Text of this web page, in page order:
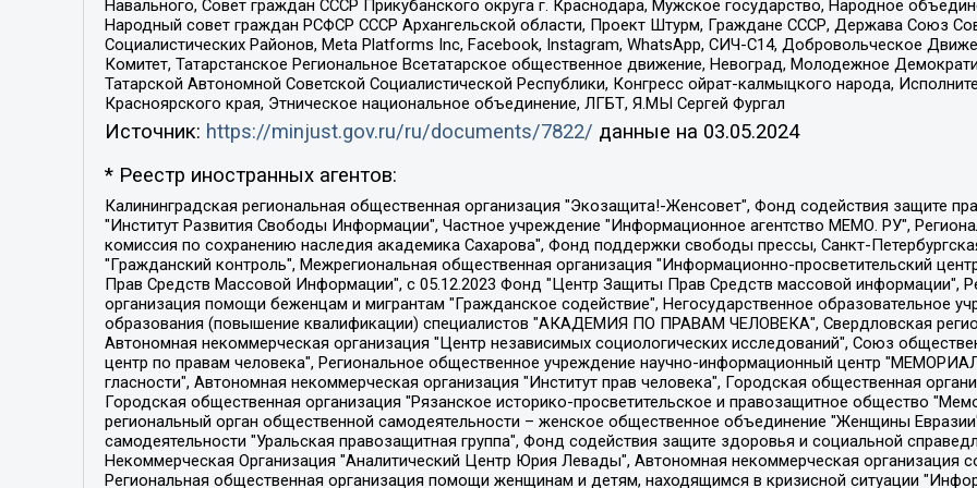
Навального, Совет граждан СССР Прикубанского округа г. Краснодара, Мужское государство, Народное
Народный совет граждан РСФСР СССР Архангельской области, Проект Штурм, Граждане СССР, Держава Союз
Социалистических Районов, Meta Platforms Inc, Facebook, Instagram, WhatsApp, СИЧ-С14, Добровольческое
Комитет, Татарстанское Региональное Всетатарское общественное движение, Невоград, Молодежное
Татарской Автономной Советской Социалистической Республики, Конгресс ойрат-калмыцкого народа,
Красноярского края, Этническое национальное объединение, ЛГБТ, Я.МЫ Сергей Фургал
Источник: https://minjust.gov.ru/ru/documents/7822/ данные на 03.05.2024
* Реестр иностранных агентов:
Калининградская региональная общественная организация "Экозащита!-Женсовет", Фонд содействия защите прав и свобод граждан "Общественный вердикт", Фонд "Институт Развития Свободы Информации", Частное учреждение "Информационное агентство МЕМО. РУ", Региональная общественная организация "Общественная комиссия по сохранению наследия академика Сахарова", Фонд поддержки свободы прессы, Санкт-Петербургская общественная правозащитная организация "Гражданский контроль", Межрегиональная общественная организация "Информационно-просветительский центр "Мемориал", Региональный Фонд "Центр Защиты Прав Средств Массовой Информации", с 05.12.2023 Фонд "Центр Защиты Прав Средств массовой информации", Региональная общественная благотворительная организация помощи беженцам и мигрантам "Гражданское содействие", Негосударственное образовательное учреждение дополнительного профессионального образования (повышение квалификации) специалистов "АКАДЕМИЯ ПО ПРАВАМ ЧЕЛОВЕКА", Свердловская региональная общественная организация "Сутяжник", Автономная некоммерческая организация "Центр независимых социологических исследований", Союз общественных объединений "Российский исследовательский центр по правам человека", Региональное общественное учреждение научно-информационный центр "МЕМОРИАЛ", Некоммерческая организация "Фонд защиты гласности", Автономная некоммерческая организация "Институт прав человека", Городская общественная организация "Екатеринбургское общество "МЕМОРИАЛ", Городская общественная организация "Рязанское историко-просветительское и правозащитное общество "Мемориал" (Рязанский Мемориал), Челябинский региональный орган общественной самодеятельности – женское общественное объединение "Женщины Евразии", Челябинский региональный орган общественной самодеятельности "Уральская правозащитная группа", Фонд содействия защите здоровья и социальной справедливости имени Андрея Рылькова, Автономная Некоммерческая Организация "Аналитический Центр Юрия Левады", Автономная некоммерческая организация социальной поддержки населения "Проект Апрель", Региональная общественная организация помощи женщинам и детям, находящимся в кризисной ситуации "Информационно-методический центр "Анна", Фонд содействия развитию массовых коммуникаций и правовому просвещению "Так-так-Так", Фонд содействия устойчивому развитию "Серебряная тайга", Свердловский региональный общественный фонд социальных проектов "Новое время", "Idel.Реалии", Кавказ.Реалии, Крым.Реалии, Телеканал Настоящее Время, Татаро-башкирская служба Радио Свобода (Azatliq Radiosi), Радио Свободная Европа/Радио Свобода (PCE/PC), "Сибирь.Реалии", "Фактограф", Благотворительный фонд помощи осужденным и их семьям, Автономная некоммерческая организация "Институт глобализации и социальных движений", Фонд "В защиту прав заключенных", Частное учреждение "Центр поддержки и содействия развитию средств массовой информации", Пензенский региональный общественный благотворительный фонд "Гражданский союз", "Север.Реалии", Некоммерческая организация Фонд "Правовая инициатива", Общество с ограниченной ответственностью "Радио Свободная Европа/Радио Свобода", Чешское информационное агентство "MEDIUM-ORIENT", Красноярская региональная общественная организация "Мы против СПИДа", Камалягин Денис Николаевич, Маркелов Сергей Евгеньевич, Пономарев Лев Александрович, Савицкая Людмила Алексеевна, Автономная некоммерческая организация "Центр по работе с проблемой насилия "НАСИЛИЮ.НЕТ", Межрегиональный профессиональный союз работников здравоохранения "Альянс врачей", Юридическое лицо, зарегистрированное в Латвийской Республике, SIA "Medusa Project" (регистрационный номер 40103797863, дата регистрации 10.06.2014), Некоммерческая организация "Фонд по борьбе с коррупцией", Автономная некоммерческая организация "Институт права и публичной политики", Баданин Роман Сергеевич, Гликин Максим Александрович, Железнова Мария Михайловна, Лукьянова Юлия Сергеевна, Маетная Елизавета Витальевна, Маняхин Петр Борисович, Чуракова Ольга Владимировна, Ярош Юлия Петровна, Юридическое лицо "The Insider SIA", зарегистрированное в Риге, Латвийская Республика (дата регистрации 26.06.2015), являющееся администратором доменного имени интернет-издания "The Insider SIA", https://theins.ru, Постернак Алексей Евгеньевич, Рубин Михаил Аркадьевич, Анин Роман Александрович, Юридическое лицо Istories fonds, зарегистрированное в Латвийской Республике (регистрационный номер 50008295751, дата регистрации 24.02.2020), Великовский Дмитрий Александрович, Долинина Ирина Николаевна, Мароховская Алеся Алексеевна, Шлейнов Роман Юрьевич, Шмагун Олеся Валентиновна, Общество с ограниченной ответственностью "Альтаир 2021", Общество с ограниченной ответственностью "Вега 2021", Общество с ограниченной ответственностью "Главный редактор 2021", Общество с ограниченной ответственностью "Ромашки монолит", Важенков Артем Валерьевич, Ивановская областная общественная организация "Центр гендерных исследований", Гурман Юрий Альбертович, Медиапроект "ОВД-Инфо", Егоров Владимир Владимирович, Жилинский Владимир Александрович, Общество с ограниченной ответственностью "ЗП", Иванова София Юрьевна, Карезина Инна Павловна, Кильтау Екатерина Викторовна, Петров Алексей Викторович, Пискунов Сергей Евгеньевич, Смирнов Сергей Сергеевич, Тихонов Михаил Сергеевич, Общество с ограниченной ответственностью "ЖУРНАЛИСТ-ИНОСТРАННЫЙ АГЕНТ", Арапова Галина Юрьевна, Вольтская Татьяна Анатольевна, Американская компания "Mason G.E.S. Anonymous Foundation" (США), являющаяся владельцем интернет-издания https://mnews.world/, Компания "Stichting Bellingcat", зарегистрированная в Нидерландах (дата регистрации 11.07.2018), Захаров Андрей Вячеславович, Клепиковская Екатерина Дмитриевна, Общество с ограниченной ответственностью "МЕМО", Перл Роман Александрович, Симонов Евгений Алексеевич, Соловьева Елена Анатольевна, Сотников Даниил Владимирович, Сурначева Елизавета Дмитриевна, Автономная некоммерческая организация по защите прав человека и информированию населения "Якутия – Наше Мнение", Общество с ограниченной ответственностью "Москоу диджитал медиа", с 26.01.2023 Общество с ограниченной ответственностью "Чайка Белые сады", Ветошкина Валерия Валерьевна, Заговора Максим Александрович, Межрегиональное общественное движение "Российская ЛГБТ - сеть", Оленичев Максим Владимирович, Павлов Иван Юрьевич, Скворцова Елена Сергеевна, Общество с ограниченной ответственностью "Как бы инагент", Кочетков Игорь Викторович, Общество с ограниченной ответственностью "Честные выборы", Еланчик Олег Александрович, Общество с ограниченной ответственностью "Нобелевский призыв", Гималова Регина Эмилевна, Григорьев Андрей Валерьевич, Григорьева Алина Александровна, Ассоциация по содействию защите прав призывников, альтернативнослужащих и военнослужащих "Правозащитная группа